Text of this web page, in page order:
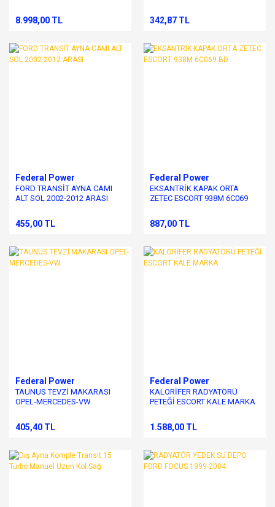
8.998,00 TL 342,87 TL
Federal Power
FORD TRANSİT AYNA CAMI
ALT SOL 2002-2012 ARASI
455,00 TL
Federal Power
EKSANTRİK KAPAK ORTA
ZETEC ESCORT 938M 6C069
887,00 TL
Federal Power
TAUNUS TEVZİ MAKARASI
OPEL-MERCEDES-VW
405,40 TL
Federal Power
KALORİFER RADYATÖRÜ
PETEĞİ ESCORT KALE MARKA
1.588,00 TL